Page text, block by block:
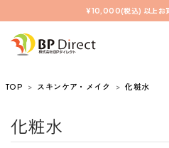
¥10,000(税込) 以上お
TOP スキンケア・メイク 化粧水
化粧水